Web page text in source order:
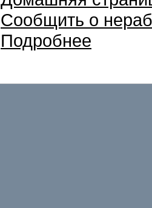
Сообщить о
Подробнее